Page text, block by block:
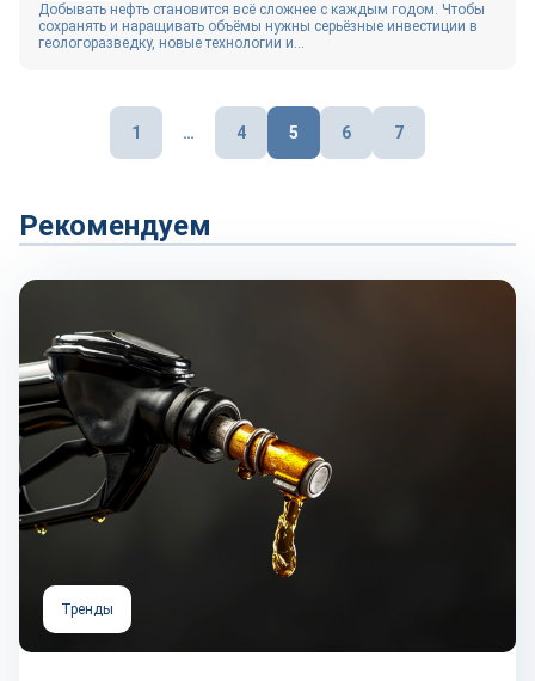
Добывать нефть становится всё сложнее с каждым годом. Чтобы
сохранять и наращивать объёмы нужны серьёзные инвестиции в
геологоразведку, новые технологии и...
Пагинация
записей
1 … 4 5 6 7
Рекомендуем
Тренды